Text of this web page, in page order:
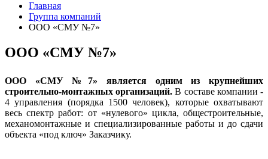
Главная
Группа компаний
ООО «СМУ №7»
ООО «СМУ №7»
ООО «СМУ №7» является одним из крупнейших
строительно-монтажных организаций. В составе компании -
4 управления (порядка 1500 человек), которые охватывают
весь спектр работ: от «нулевого» цикла, общестроительные,
механомонтажные и специализированные работы и до сдачи
объекта «под ключ» Заказчику.